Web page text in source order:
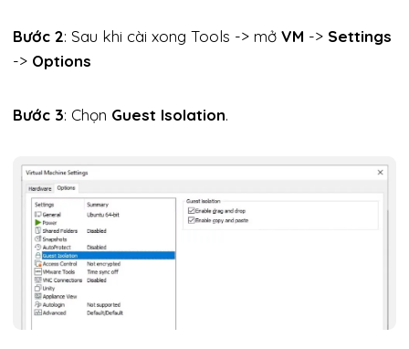
Bước 2: Sau khi cài xong Tools -> mở VM -> Settings
-> Options
Bước 3: Chọn Guest Isolation.